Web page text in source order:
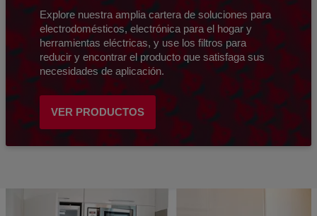
Explore nuestra amplia cartera de soluciones para
electrodomésticos, electrónica para el hogar y
herramientas eléctricas, y use los filtros para
reducir y encontrar el producto que satisfaga sus
necesidades de aplicación.
VER PRODUCTOS